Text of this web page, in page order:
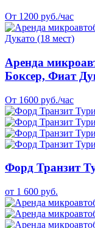
От 1200 руб./час
Аренда
Боксер, Фиат
От 1600 руб./час
Форд Транзит
от 1 600 руб.